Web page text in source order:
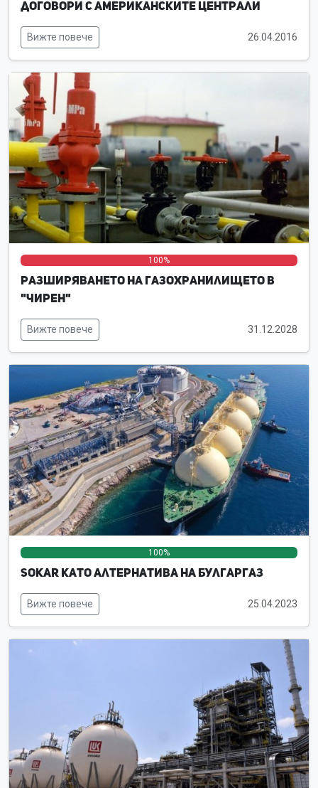
договори с американските централи
Вижте повече 26.04.2016
0%
0% 100%
Разширяването на газохранилището в
"Чирен"
Вижте повече 31.12.2028
100%
SOKAR като алтернатива на Булгаргаз
Вижте повече 25.04.2023